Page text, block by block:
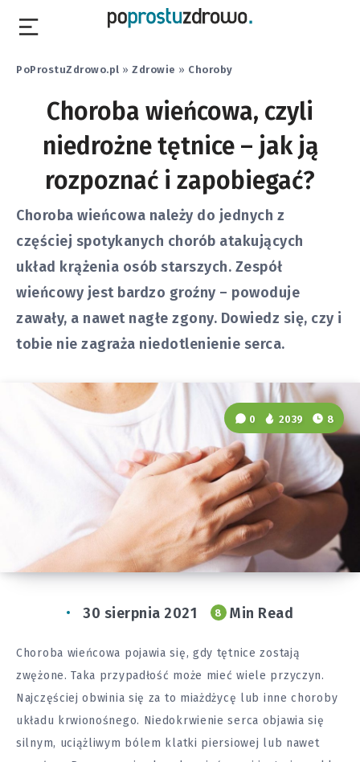
PoProstuZdrowo.pl » Zdrowie » Choroby
Choroba wieńcowa, czyli
niedrożne tętnice – jak ją
rozpoznać i zapobiegać?
Choroba wieńcowa należy do jednych z
częściej spotykanych chorób atakujących
układ krążenia osób starszych. Zespół
wieńcowy jest bardzo groźny – powoduje
zawały, a nawet nagłe zgony. Dowiedz się, czy i
tobie nie zagraża niedotlenienie serca.
0 2039 8
30 sierpnia 2021 8 Min Read
Choroba wieńcowa pojawia się, gdy tętnice zostają
zwężone. Taka przypadłość może mieć wiele przyczyn.
Najczęściej obwinia się za to miażdżycę lub inne choroby
układu krwionośnego. Niedokrwienie serca objawia się
silnym, uciążliwym bólem klatki piersiowej lub nawet